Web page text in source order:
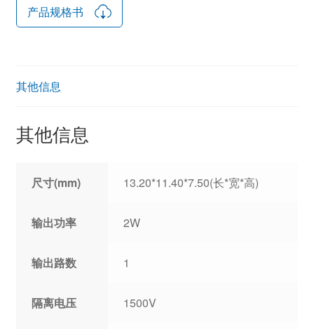
产品规格书
其他信息
其他信息
尺寸(mm) 13.20*11.40*7.50(长*宽*高)
输出功率 2W
输出路数 1
隔离电压 1500V